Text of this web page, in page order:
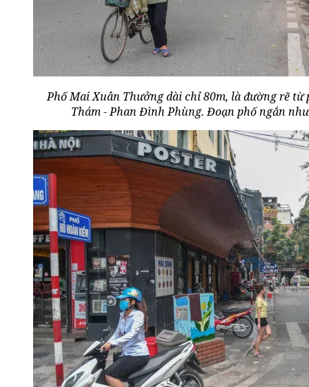
Phố Mai Xuân Thưởng dài chỉ 80m, là đường rẽ từ
Thám - Phan Đình Phùng. Đoạn phố ngắn